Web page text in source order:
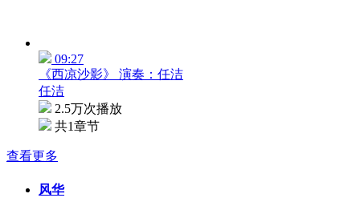
09:27
《西凉沙影》 演奏：任洁
任洁
2.5万次播放
共1章节
查看更多
风华